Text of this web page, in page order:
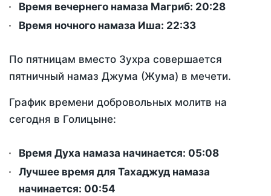
Время вечернего намаза Магриб: 20:28
Время ночного намаза Иша: 22:33
По пятницам вместо Зухра совершается
пятничный намаз Джума (Жума) в мечети.
График времени добровольных молитв на
сегодня в Голицыне:
Время Духа намаза начинается: 05:08
Лучшее время для Тахаджуд намаза
начинается: 00:54